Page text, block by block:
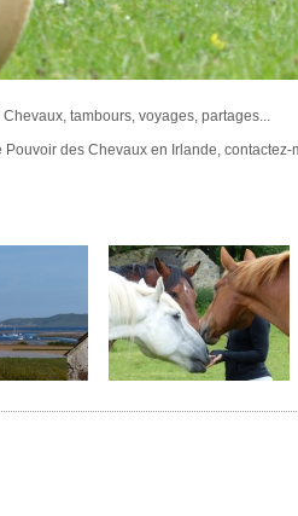
tambours, voyages, partages...
des Chevaux en Irlande, contactez-